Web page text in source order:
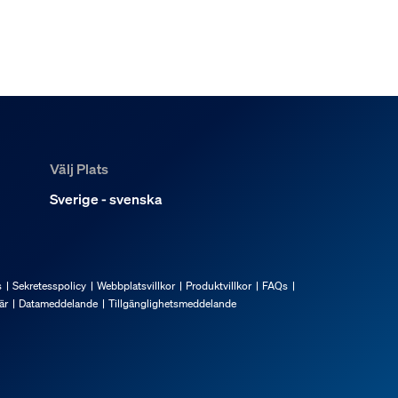
i olika rum?
Välj Plats
Sverige - svenska
Sekretesspolicy Webbplatsvillkor Produktvillkor
FAQs
Datameddelande Tillgänglighetsmeddelande